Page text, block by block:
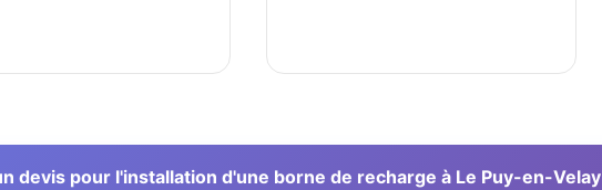
devis pour l'installation d'une borne de recharge à Le Puy-en-Velay